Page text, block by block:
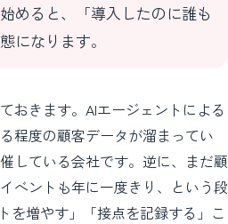
めると、「導入したのに誰も
になります。
おきます。AIエージェントによる
程度の顧客データが溜まってい
している会社です。逆に、まだ顧
ベントも年に一度きり、という段
を増やす」「接点を記録する」こ